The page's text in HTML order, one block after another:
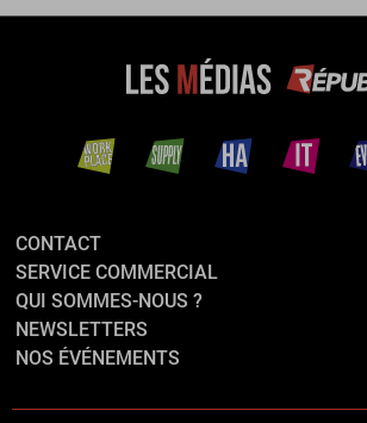
CONTACT
SERVICE COMMERCIAL
QUI SOMMES-NOUS ?
NEWSLETTERS
NOS ÉVÉNEMENTS